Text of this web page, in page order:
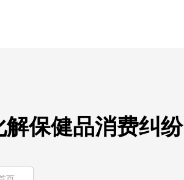
解保健品消费纠